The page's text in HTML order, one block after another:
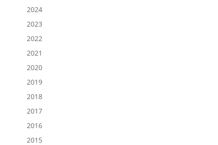
2024
2023
2022
2021
2020
2019
2018
2017
2016
2015